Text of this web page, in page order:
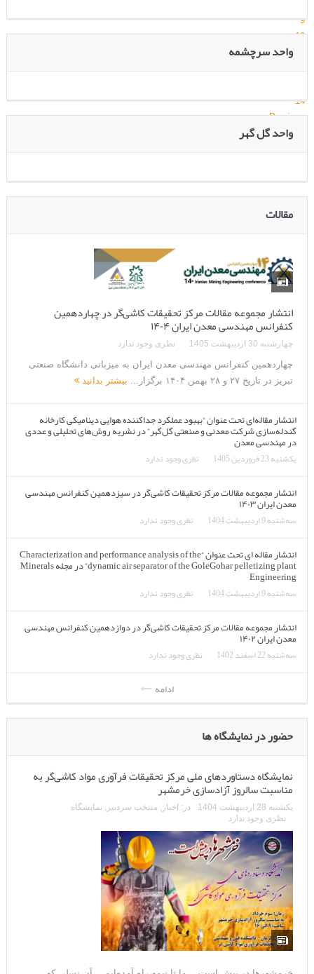
9
10
14
Previous
Next
واحد سرچشمه
واحد گل گهر
مقالات
انتشار مجموعه مقالات مرکز تحقیقات کاشی‌گر در چهاردهمین
کنفرانس مهندسی معدن ایران ۱۴۰۴
چهارشنبه 30 اردیبهشت 1405 نظری وجود ندارد
چهاردهمین کنفرانس مهندسی معدن ایران به میزبانی دانشگاه صنعتی
تبریز در تاریخ ۲۷ و ۲۸ بهمن ۱۴۰۴ برگزار...
بیشتر بدانید
انتشار مقاله‌ای تحت عنوان “بهبود عملکرد جداکننده هوایی دینامیکی کارخانه
گندله‌سازی شرکت معدنی و صنعتی گل‌گهر” در نشریه روش‌های تحلیلی و عددی
در مهندسی معدن
یکشنبه 23 فروردین 1405 نظری وجود ندارد
انتشار مجموعه مقالات مرکز تحقیقات کاشی‌گر در سیزدهمین کنفرانس مهندسی
معدن ایران ۱۴۰۳
سه‌شنبه 9 اردیبهشت 1404 نظری وجود ندارد
انتشار مقاله ای تحت عنوان “Characterization and performance analysis of the
dynamic air separator of the GoleGohar pelletizing plant” در مجله Minerals
Engineering
سه‌شنبه 9 اردیبهشت 1404 نظری وجود ندارد
انتشار مجموعه مقالات مرکز تحقیقات کاشی‌گر در دوازدهمین کنفرانس مهندسی
معدن ایران ۱۴۰۲
سه‌شنبه 22 اسفند 1402 نظری وجود ندارد
ادامه
حضور در نمایشگاه ها
نمایشگاه دستاوردهای ملی مرکز تحقیقات فرآوری مواد کاشی‌گر به
مناسبت سالروز آزادسازی خرمشهر
یکشنبه 28 اردیبهشت 1404 در: اخبار منتخب سردبیر
نمایشگاه
نظری وجود ندارد
خرمشهرها در پیش است… ما تا نیمه راه آمده‌ایم… آن نسلی که